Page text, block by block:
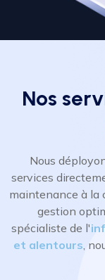
Nos
Nous
services
maintenance à la
gestion
spécialiste de l'
et alentours,